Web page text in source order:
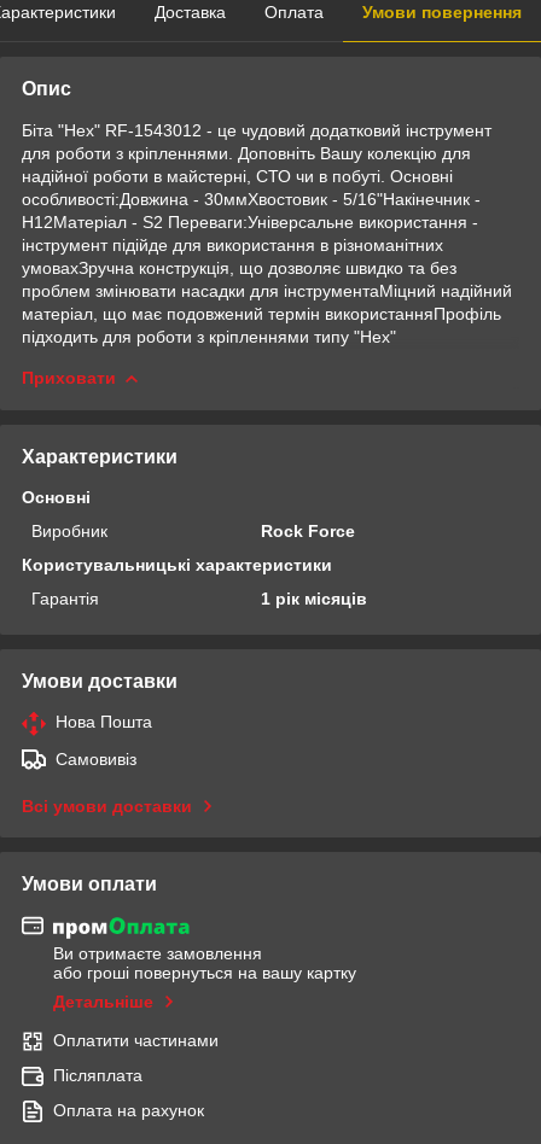
Доставка Оплата Умови повернення
Опис
Біта "Hex" RF-1543012 - це чудовий додатковий інструмент
для роботи з кріпленнями. Доповніть Вашу колекцію для
надійної роботи в майстерні, СТО чи в побуті. Основні
особливості:Довжина - 30ммХвостовик - 5/16"Накінечник -
H12Матеріал - S2 Переваги:Універсальне використання -
інструмент підійде для використання в різноманітних
умовахЗручна конструкція, що дозволяє швидко та без
проблем змінювати насадки для інструментаМіцний надійний
матеріал, що має подовжений термін використанняПрофіль
підходить для роботи з кріпленнями типу "Hex"
Приховати
Характеристики
Основні
Виробник
Rock Force
Користувальницькі характеристики
Гарантія
1 рік місяців
Умови доставки
Нова Пошта
Самовивіз
Всі умови доставки
Умови оплати
Ви отримаєте замовлення
або гроші повернуться на вашу картку
Детальніше
Оплатити частинами
Післяплата
Оплата на рахунок